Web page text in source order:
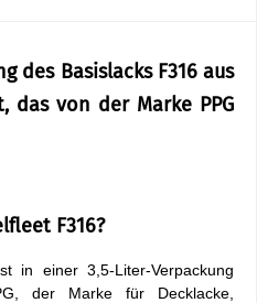
des Basislacks F316 aus
das von der Marke PPG
F316?
in einer 3,5-Liter-Verpackung
der Marke für Decklacke,